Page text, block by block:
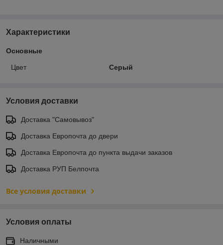
Характеристики
Основные
Цвет Серый
Условия доставки
Доставка "Самовывоз"
Доставка Европочта до двери
Доставка Европочта до пункта выдачи заказов
Доставка РУП Белпочта
Все условия доставки
Условия оплаты
Наличными